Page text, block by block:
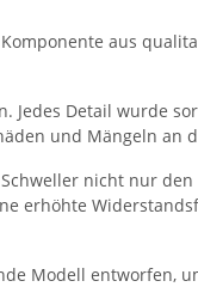
aus
Detail wurde
und Mängeln an
nicht nur
erhöhte
Modell entworfen,